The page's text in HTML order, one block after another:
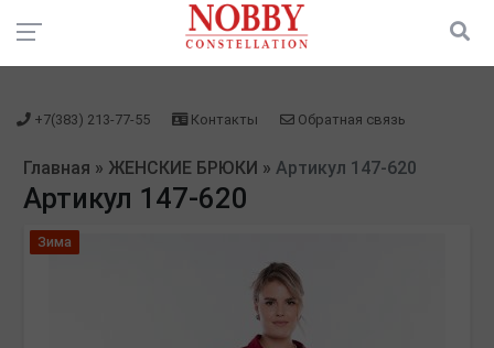
зарегистрироваться" />зарегистрироваться" />
+7(383) 213-77-55 Контакты Обратная связь
Главная » ЖЕНСКИЕ БРЮКИ » Артикул 147-620
Артикул 147-620
Зима